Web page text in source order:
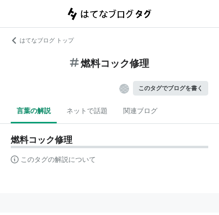
はてなブログ トップ
燃料コック修理
このタグでブログを書く
言葉の解説 ネットで話題 関連ブログ
燃料コック修理
このタグの解説について